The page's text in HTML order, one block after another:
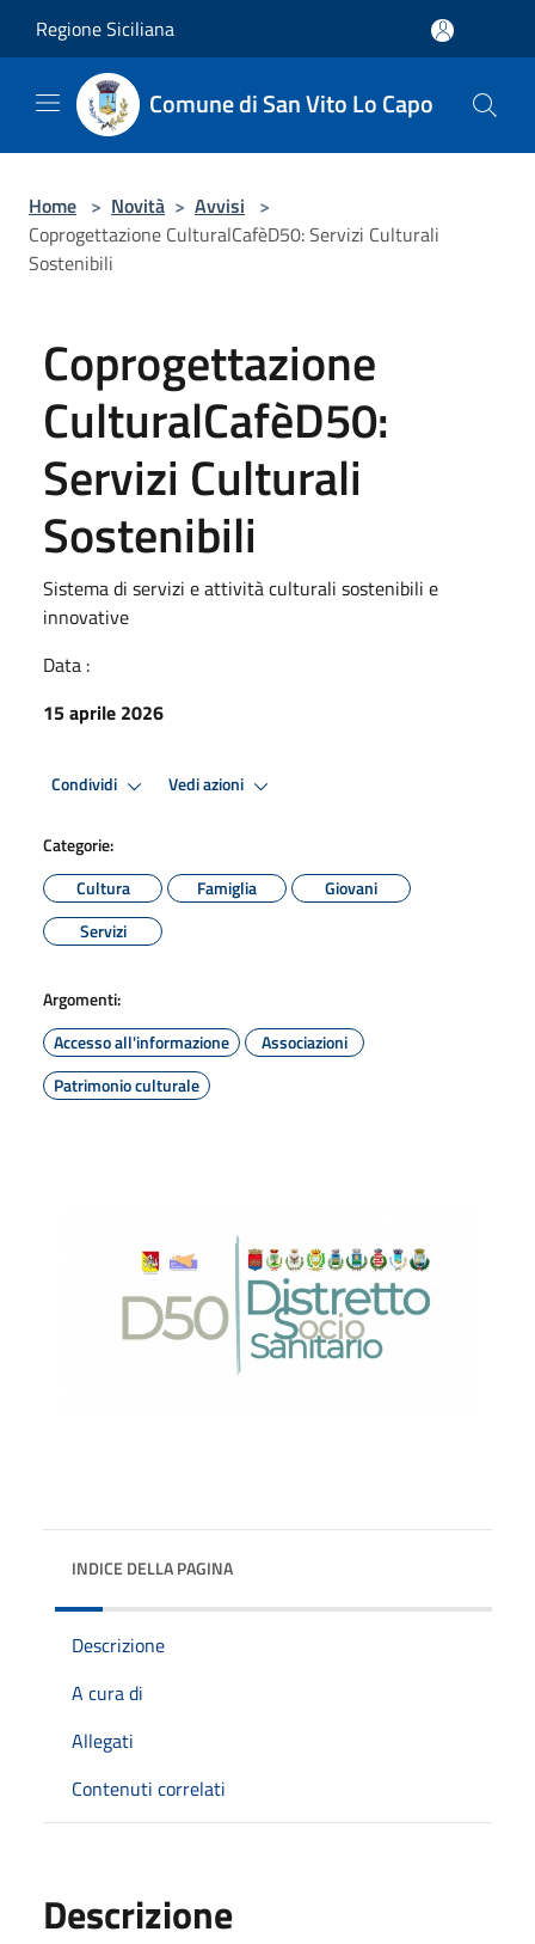
Regione Siciliana
Comune di San Vito Lo Capo
Home > Novità > Avvisi >
Coprogettazione CulturalCafèD50: Servizi Culturali
Sostenibili
Coprogettazione
CulturalCafèD50:
Servizi Culturali
Sostenibili
Sistema di servizi e attività culturali sostenibili e
innovative
Data :
15 aprile 2026
Condividi Vedi azioni
Categorie:
Cultura
Famiglia
Giovani
Servizi
Argomenti:
Accesso all'informazione
Associazioni
Patrimonio culturale
INDICE DELLA PAGINA
Descrizione
A cura di
Allegati
Contenuti correlati
Descrizione